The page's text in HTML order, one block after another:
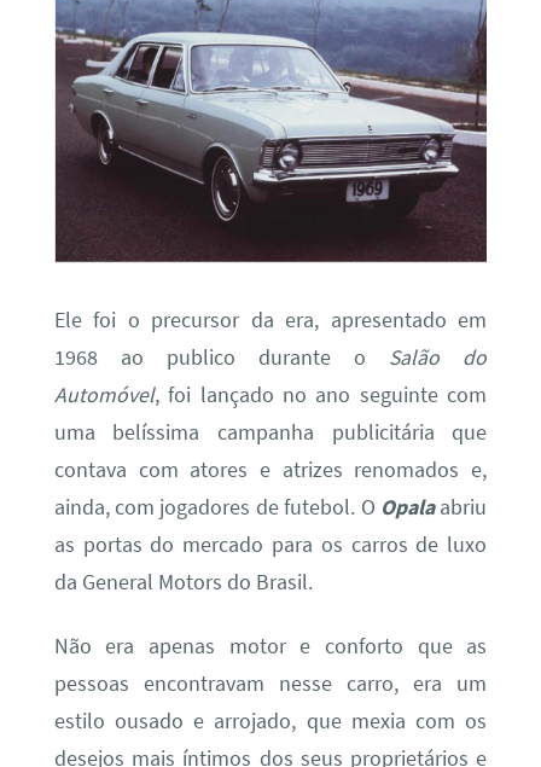
Ele foi o precursor da era, apresentado em
1968 ao publico durante o Salão do
Automóvel, foi lançado no ano seguinte com
uma belíssima campanha publicitária que
contava com atores e atrizes renomados e,
ainda, com jogadores de futebol. O Opalaabriu
as portas do mercado para os carros de luxo
da General Motors do Brasil.
Não era apenas motor e conforto que as
pessoas encontravam nesse carro, era um
estilo ousado e arrojado, que mexia com os
desejos mais íntimos dos seus proprietários e